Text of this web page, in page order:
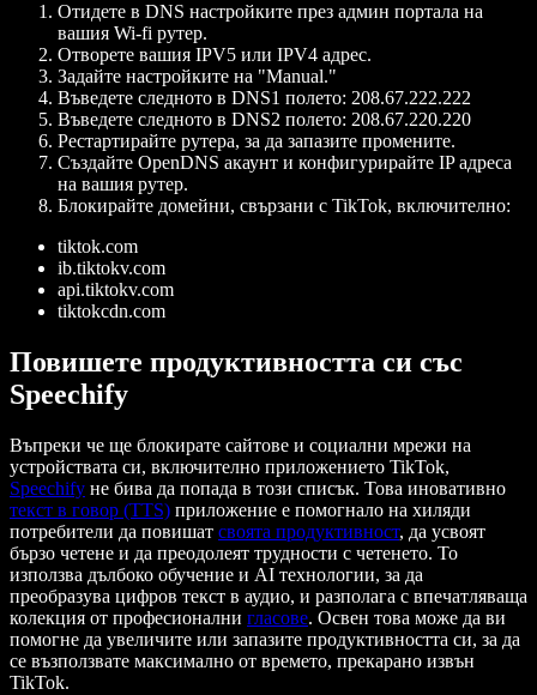
Отидете в DNS настройките през админ портала на
вашия Wi-fi рутер.
Отворете вашия IPV5 или IPV4 адрес.
Задайте настройките на "Manual."
Въведете следното в DNS1 полето: 208.67.222.222
Въведете следното в DNS2 полето: 208.67.220.220
Рестартирайте рутера, за да запазите промените.
Създайте OpenDNS акаунт и конфигурирайте IP адреса
на вашия рутер.
Блокирайте домейни, свързани с TikTok, включително:
tiktok.com
ib.tiktokv.com
api.tiktokv.com
tiktokcdn.com
Повишете продуктивността си със
Speechify
Въпреки че ще блокирате сайтове и социални мрежи на
устройствата си, включително приложението TikTok,
Speechify не бива да попада в този списък. Това иновативно
текст в говор (TTS) приложение е помогнало на хиляди
потребители да повишат своята продуктивност, да усвоят
бързо четене и да преодолеят трудности с четенето. То
използва дълбоко обучение и AI технологии, за да
преобразува цифров текст в аудио, и разполага с впечатляваща
колекция от професионални гласове. Освен това може да ви
помогне да увеличите или запазите продуктивността си, за да
се възползвате максимално от времето, прекарано извън
TikTok.